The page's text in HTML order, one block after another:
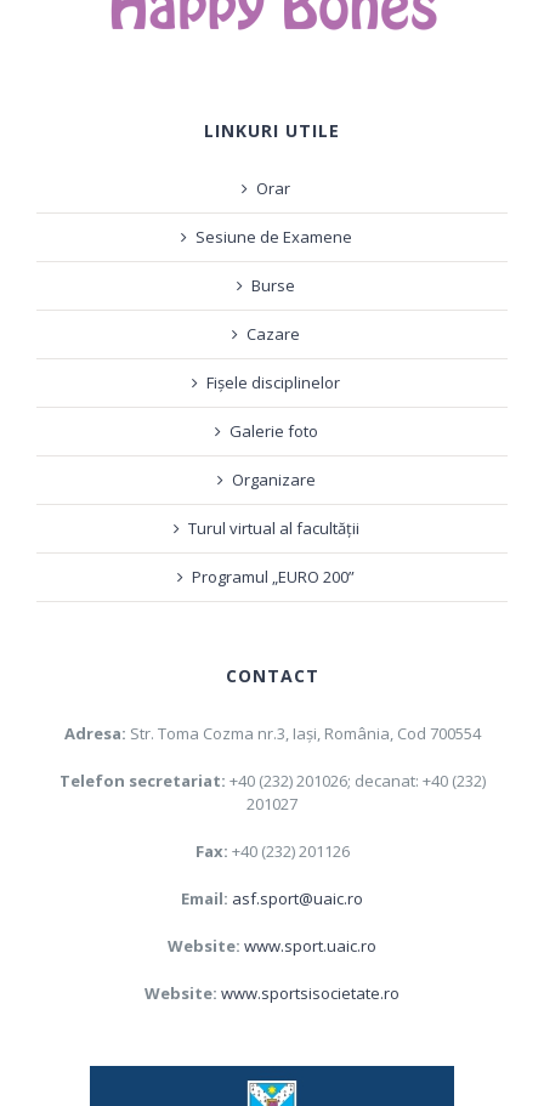
LINKURI UTILE
Orar
Sesiune de Examene
Burse
Cazare
Fișele disciplinelor
Galerie foto
Organizare
Turul virtual al facultății
Programul „EURO 200”
CONTACT
Adresa: Str. Toma Cozma nr.3, Iaşi, România, Cod 700554
Telefon secretariat: +40 (232) 201026; decanat: +40 (232)
201027
Fax: +40 (232) 201126
Email: asf.sport@uaic.ro
Website: www.sport.uaic.ro
Website: www.sportsisocietate.ro